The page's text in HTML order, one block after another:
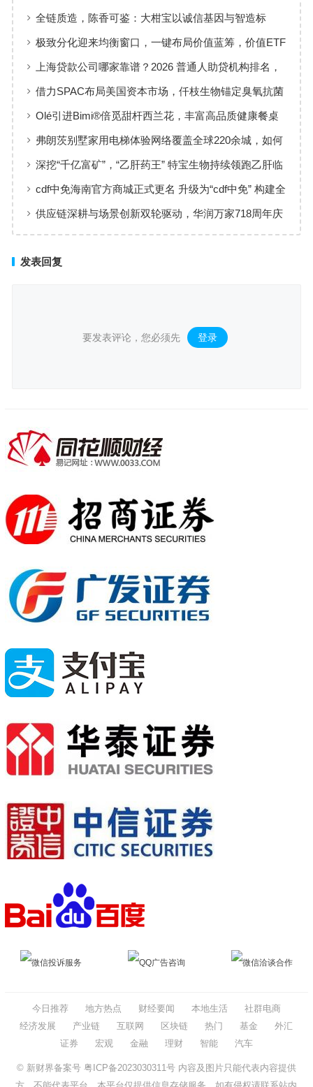
行添彩
全链质造，陈香可鉴：大柑宝以诚信基因与智造标
准，定义新会陈皮高质量发展
极致分化迎来均衡窗口，一键布局价值蓝筹，价值ETF
华夏火热开售
上海贷款公司哪家靠谱？2026 普通人助贷机构排名，
工薪族借钱选择指南
借力SPAC布局美国资本市场，仟枝生物锚定臭氧抗菌
黄金赛道
Olé引进Bimi®倍觅甜杆西兰花，丰富高品质健康餐桌
新选择
弗朗茨别墅家用电梯体验网络覆盖全球220余城，如何
实现高效服务响应
深挖“千亿富矿”，“乙肝药王” 特宝生物持续领跑乙肝临
床治愈
cdf中免海南官方商城正式更名 升级为“cdf中免” 构建全
场景购物生态
供应链深耕与场景创新双轮驱动，华润万家718周年庆
发表回复
要发表评论，您必须先 登录 。
微信投诉服务 QQ广告咨询 微信洽谈合作
今日推荐 地方热点 财经要闻 本地生活
社群电商
经济发展
产业链 互联网 区块链 热门 基金
外汇
证券
宏观 金融 理财 智能 汽车
© 新财界备案号 粤ICP备2023030311号内容及图片只能代表内容提供